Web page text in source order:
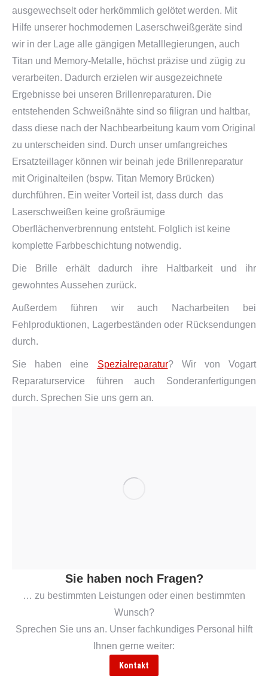
ausgewechselt oder herkömmlich gelötet werden. Mit
Hilfe unserer hochmodernen Laserschweißgeräte sind
wir in der Lage alle gängigen Metalllegierungen, auch
Titan und Memory-Metalle, höchst präzise und zügig zu
verarbeiten. Dadurch erzielen wir ausgezeichnete
Ergebnisse bei unseren Brillenreparaturen. Die
entstehenden Schweißnähte sind so filigran und haltbar,
dass diese nach der Nachbearbeitung kaum vom Original
zu unterscheiden sind. Durch unser umfangreiches
Ersatzteillager können wir beinah jede Brillenreparatur
mit Originalteilen (bspw. Titan Memory Brücken)
durchführen. Ein weiter Vorteil ist, dass durch das
Laserschweißen keine großräumige
Oberflächenverbrennung entsteht. Folglich ist keine
komplette Farbbeschichtung notwendig.
Die Brille erhält dadurch ihre Haltbarkeit und ihr
gewohntes Aussehen zurück.
Außerdem führen wir auch Nacharbeiten bei
Fehlproduktionen, Lagerbeständen oder Rücksendungen
durch.
Sie haben eine Spezialreparatur? Wir von Vogart
Reparaturservice führen auch Sonderanfertigungen
durch. Sprechen Sie uns gern an.
Sie haben noch Fragen?
… zu bestimmten Leistungen oder einen bestimmten
Wunsch?
Sprechen Sie uns an. Unser fachkundiges Personal hilft
Ihnen gerne weiter:
Kontakt